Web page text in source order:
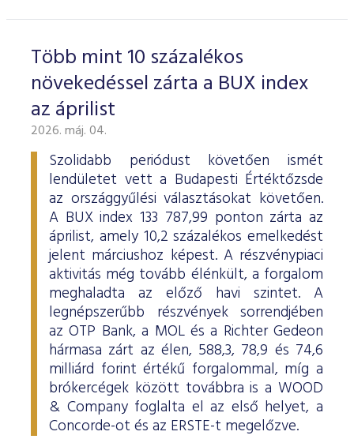
Több mint 10 százalékos
növekedéssel zárta a BUX index
az áprilist
2026. máj. 04.
Szolidabb periódust követően ismét
lendületet vett a Budapesti Értéktőzsde
az országgyűlési választásokat követően.
A BUX index 133 787,99 ponton zárta az
áprilist, amely 10,2 százalékos emelkedést
jelent márciushoz képest. A részvénypiaci
aktivitás még tovább élénkült, a forgalom
meghaladta az előző havi szintet. A
legnépszerűbb részvények sorrendjében
az OTP Bank, a MOL és a Richter Gedeon
hármasa zárt az élen, 588,3, 78,9 és 74,6
milliárd forint értékű forgalommal, míg a
brókercégek között továbbra is a WOOD
& Company foglalta el az első helyet, a
Concorde-ot és az ERSTE-t megelőzve.